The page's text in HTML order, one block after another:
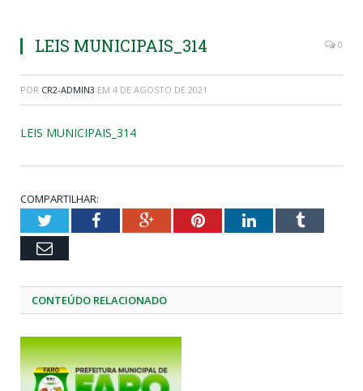
LEIS MUNICIPAIS_314 0
POR CR2-ADMIN3 EM 4 DE AGOSTO DE 2021
LEIS MUNICIPAIS_314
COMPARTILHAR:
TwitterFacebookGoogle+PinterestLinkedInTumblr
Email
CONTEÚDO RELACIONADO